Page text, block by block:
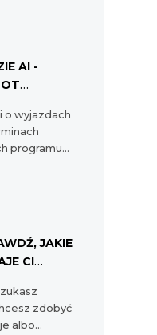
AI -
o wyjazdach
programu
jest chatbot,
JAKIE
CI
zdobyć
albo